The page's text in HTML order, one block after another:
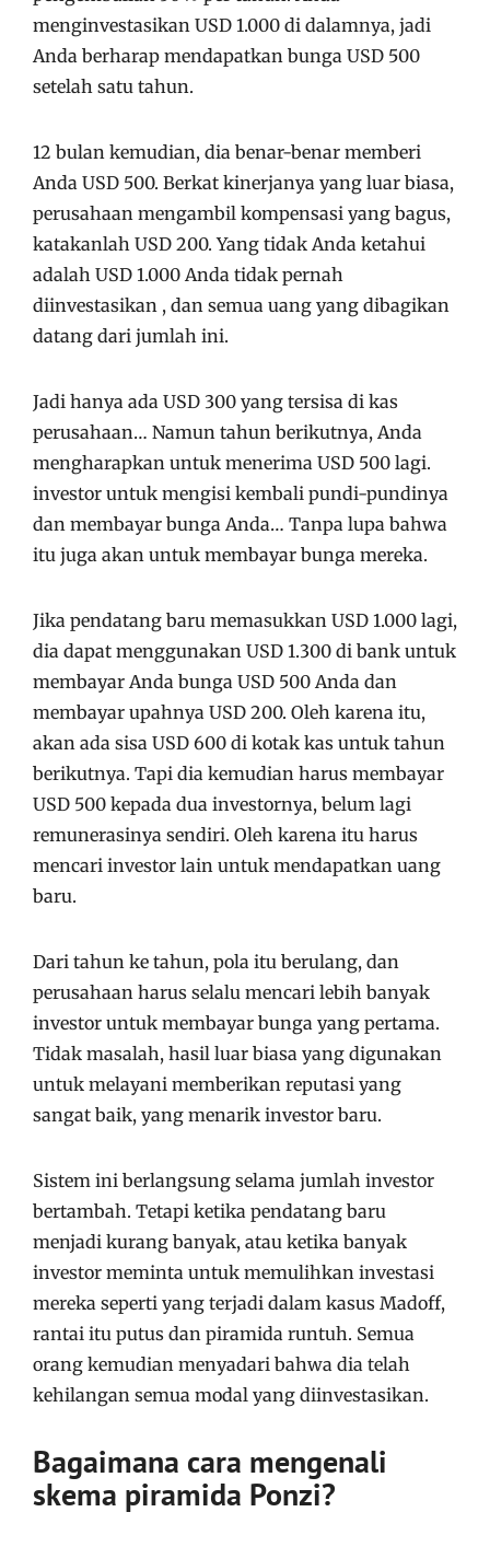
menginvestasikan USD 1.000 di dalamnya, jadi
Anda berharap mendapatkan bunga USD 500
setelah satu tahun.
12 bulan kemudian, dia benar-benar memberi
Anda USD 500. Berkat kinerjanya yang luar biasa,
perusahaan mengambil kompensasi yang bagus,
katakanlah USD 200. Yang tidak Anda ketahui
adalah USD 1.000 Anda tidak pernah
diinvestasikan , dan semua uang yang dibagikan
datang dari jumlah ini.
Jadi hanya ada USD 300 yang tersisa di kas
perusahaan… Namun tahun berikutnya, Anda
mengharapkan untuk menerima USD 500 lagi.
investor untuk mengisi kembali pundi-pundinya
dan membayar bunga Anda… Tanpa lupa bahwa
itu juga akan untuk membayar bunga mereka.
Jika pendatang baru memasukkan USD 1.000 lagi,
dia dapat menggunakan USD 1.300 di bank untuk
membayar Anda bunga USD 500 Anda dan
membayar upahnya USD 200. Oleh karena itu,
akan ada sisa USD 600 di kotak kas untuk tahun
berikutnya. Tapi dia kemudian harus membayar
USD 500 kepada dua investornya, belum lagi
remunerasinya sendiri. Oleh karena itu harus
mencari investor lain untuk mendapatkan uang
baru.
Dari tahun ke tahun, pola itu berulang, dan
perusahaan harus selalu mencari lebih banyak
investor untuk membayar bunga yang pertama.
Tidak masalah, hasil luar biasa yang digunakan
untuk melayani memberikan reputasi yang
sangat baik, yang menarik investor baru.
Sistem ini berlangsung selama jumlah investor
bertambah. Tetapi ketika pendatang baru
menjadi kurang banyak, atau ketika banyak
investor meminta untuk memulihkan investasi
mereka seperti yang terjadi dalam kasus Madoff,
rantai itu putus dan piramida runtuh. Semua
orang kemudian menyadari bahwa dia telah
kehilangan semua modal yang diinvestasikan.
Bagaimana cara mengenali
skema piramida Ponzi?